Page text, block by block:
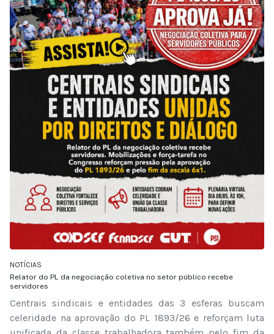
NOTÍCIAS
Relator do PL da negociação coletiva no setor público recebe
servidores
Centrais sindicais e entidades das 3 esferas buscam
celeridade na aprovação do PL 1893/26 e reforçam luta